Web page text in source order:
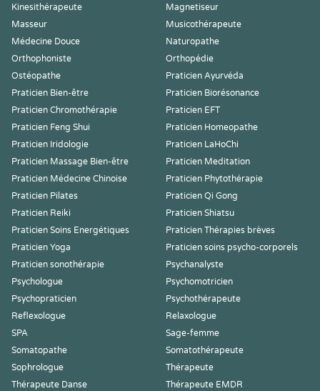
Kinesithérapeute
Magnetiseur
Masseur
Musicothérapeute
Médecine Douce
Naturopathe
Orthophoniste
Orthopédie
Ostéopathe
Praticien Ayurvéda
Praticien Bien-être
Praticien Biorésonance
Praticien Chromothérapie
Praticien EFT
Praticien Feng Shui
Praticien Homeopathe
Praticien Iridologie
Praticien LaHoChi
Praticien Massage Bien-être
Praticien Meditation
Praticien Médecine Chinoise
Praticien Phytothérapie
Praticien Pilates
Praticien Qi Gong
Praticien Reiki
Praticien Shiatsu
Praticien Soins Energétiques
Praticien Thérapies brèves
Praticien Yoga
Praticien soins psycho-corporels
Praticien sonothérapie
Psychanalyste
Psychologue
Psychomotricien
Psychopraticien
Psychothérapeute
Reflexologue
Relaxologue
SPA
Sage-femme
Somatopathe
Somatothérapeute
Sophrologue
Thérapeute
Thérapeute Danse
Thérapeute EMDR